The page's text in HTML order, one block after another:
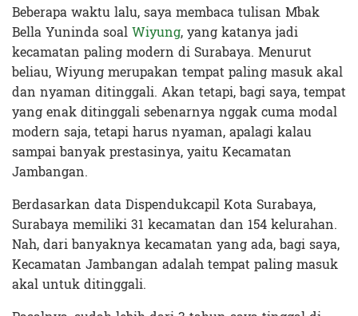
Beberapa waktu lalu, saya membaca tulisan Mbak
Bella Yuninda soalWiyung, yang katanya jadi
kecamatan paling modern di Surabaya. Menurut
beliau, Wiyung merupakan tempat paling masuk akal
dan nyaman ditinggali. Akan tetapi, bagi saya, tempat
yang enak ditinggali sebenarnya nggak cuma modal
modern saja, tetapi harus nyaman, apalagi kalau
sampai banyak prestasinya, yaitu Kecamatan
Jambangan.
Berdasarkan data Dispendukcapil Kota Surabaya,
Surabaya memiliki 31 kecamatan dan 154 kelurahan.
Nah, dari banyaknya kecamatan yang ada, bagi saya,
Kecamatan Jambangan adalah tempat paling masuk
akal untuk ditinggali.